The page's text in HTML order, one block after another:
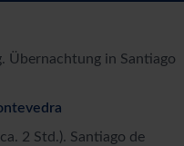
Übernachtung in Santiago
2 Std.). Santiago de